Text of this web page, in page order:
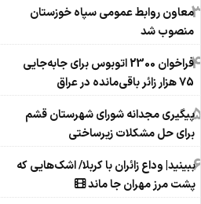
3معاون روابط عمومی سپاه خوزستان
منصوب شد
4
فراخوان 2300 اتوبوس برای جابه‌جایی
75 هزار زائر باقی‌مانده در عراق
5پیگیری مجدانه شورای شهرستان قشم
برای حل مشکلات زیرساختی
6ببینید| وداع زائران با کربلا/ اشک‌هایی که
پشت مرز مهران جا ماند